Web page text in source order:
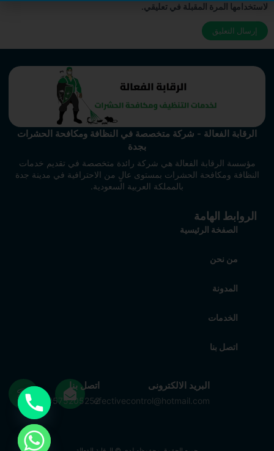
لاستخدامها المرة المقبلة في تعليقي.
الرقابة الفعالة - شركة متخصصة في النظافة ومكافحة الحشرات
بجدة
مؤسسة الرقابة الفعالة هي شركة رائدة متخصصة في تقديم خدمات
النظافة ومكافحة الحشرات بمستوى عالٍ من الاحترافية في مدينة جدة
بالمملكة العربية السعودية.
الروابط الهامة
الصفخة الرئيسية
من نحن
المدونة
الخدمات
اتصل بنا
Get in touchالبريد الالكترونى
efectivecontrol@hotmail.com
اتصل بنا
0575205252